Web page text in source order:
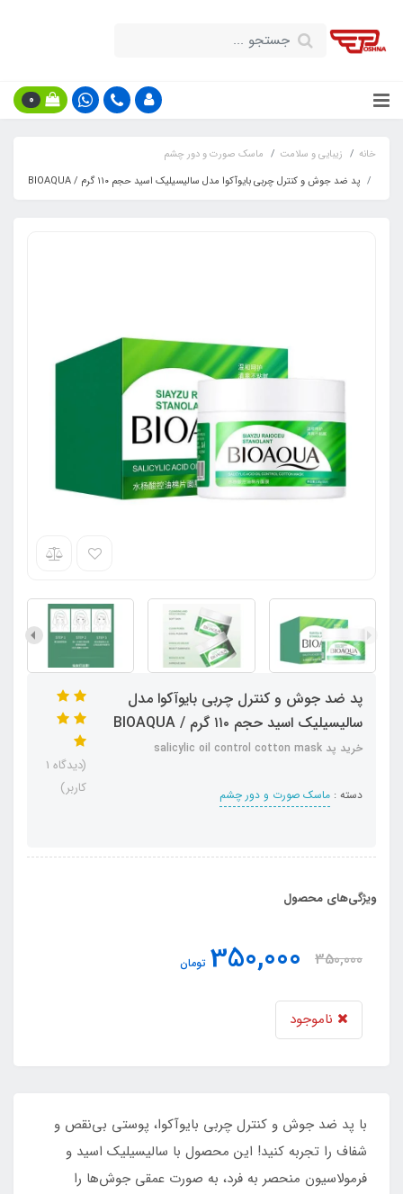
0
خانه زیبایی و سلامت
ماسک صورت و دور چشم
پد ضد جوش و کنترل چربی بایوآکوا مدل سالیسیلیک اسید حجم ۱۱۰ گرم / BIOAQUA
پد ضد جوش و کنترل چربی بایوآکوا مدل
سالیسیلیک اسید حجم ۱۱۰ گرم / BIOAQUA
خرید پد salicylic oil control cotton mask
دسته : ماسک صورت و دور چشم
(دیدگاه 1
کاربر)
ویژگی‌های محصول
350,000
350,000 تومان
ناموجود
با پد ضد جوش و کنترل چربی بایوآکوا، پوستی بی‌نقص و
شفاف را تجربه کنید! این محصول با سالیسیلیک اسید و
فرمولاسیون منحصر به فرد، به صورت عمقی جوش‌ها را